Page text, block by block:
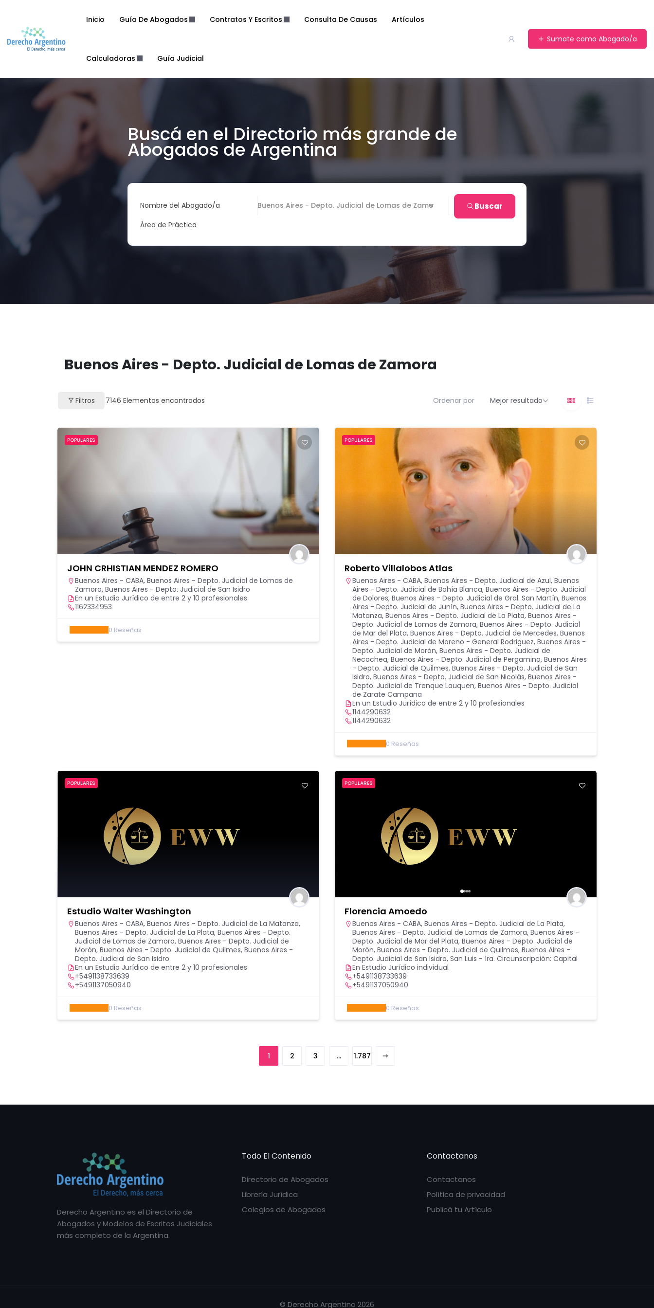
Inicio Guía De Abogados Contratos Y Escritos Consulta De Causas Artículos
Calculadoras Guía Judicial
Sumate como Abogado/a
Buscá en el Directorio más grande de
Abogados de Argentina
Nombre del Abogado/a
Buenos Aires - Depto. Judicial de Lomas de Zamora
Área de Práctica
Buscar
Buenos Aires - Depto. Judicial de Lomas de Zamora
Filtros 7146 Elementos encontrados Ordenar por Mejor resultado
POPULARES
JOHN CRHISTIAN MENDEZ ROMERO
Buenos Aires - CABA, Buenos Aires - Depto. Judicial de Lomas de
Zamora, Buenos Aires - Depto. Judicial de San Isidro
En un Estudio Jurídico de entre 2 y 10 profesionales
1162334953
0 Reseñas
POPULARES
Roberto Villalobos Atlas
Buenos Aires - CABA, Buenos Aires - Depto. Judicial de Azul, Buenos
Aires - Depto. Judicial de Bahía Blanca, Buenos Aires - Depto. Judicial
de Dolores, Buenos Aires - Depto. Judicial de Gral. San Martín, Buenos
Aires - Depto. Judicial de Junín, Buenos Aires - Depto. Judicial de La
Matanza, Buenos Aires - Depto. Judicial de La Plata, Buenos Aires -
Depto. Judicial de Lomas de Zamora, Buenos Aires - Depto. Judicial
de Mar del Plata, Buenos Aires - Depto. Judicial de Mercedes, Buenos
Aires - Depto. Judicial de Moreno - General Rodriguez, Buenos Aires -
Depto. Judicial de Morón, Buenos Aires - Depto. Judicial de
Necochea, Buenos Aires - Depto. Judicial de Pergamino, Buenos Aires
- Depto. Judicial de Quilmes, Buenos Aires - Depto. Judicial de San
Isidro, Buenos Aires - Depto. Judicial de San Nicolás, Buenos Aires -
Depto. Judicial de Trenque Lauquen, Buenos Aires - Depto. Judicial
de Zarate Campana
En un Estudio Jurídico de entre 2 y 10 profesionales
1144290632
1144290632
0 Reseñas
POPULARES
Estudio Walter Washington
Buenos Aires - CABA, Buenos Aires - Depto. Judicial de La Matanza,
Buenos Aires - Depto. Judicial de La Plata, Buenos Aires - Depto.
Judicial de Lomas de Zamora, Buenos Aires - Depto. Judicial de
Morón, Buenos Aires - Depto. Judicial de Quilmes, Buenos Aires -
Depto. Judicial de San Isidro
En un Estudio Jurídico de entre 2 y 10 profesionales
+5491138733639
+5491137050940
0 Reseñas
POPULARES
Florencia Amoedo
Buenos Aires - CABA, Buenos Aires - Depto. Judicial de La Plata,
Buenos Aires - Depto. Judicial de Lomas de Zamora, Buenos Aires -
Depto. Judicial de Mar del Plata, Buenos Aires - Depto. Judicial de
Morón, Buenos Aires - Depto. Judicial de Quilmes, Buenos Aires -
Depto. Judicial de San Isidro, San Luis - 1ra. Circunscripción: Capital
En Estudio Jurídico individual
+5491138733639
+5491137050940
0 Reseñas
1 2 3 … 1.787
Derecho Argentino es el Directorio de
Abogados y Modelos de Escritos Judiciales
más completo de la Argentina.
Todo El Contenido
Directorio de Abogados
Librería Jurídica
Colegios de Abogados
Contactanos
Contactanos
Política de privacidad
Publicá tu Artículo
© Derecho Argentino 2026